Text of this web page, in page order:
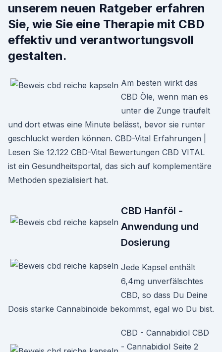
unserem neuen Ratgeber erfahren
Sie, wie Sie eine Therapie mit CBD
effektiv und verantwortungsvoll
gestalten.
Am besten wirkt das
CBD Öle, wenn man es
unter die Zunge träufelt
und dort etwas eine Minute belässt, bevor sie runter
geschluckt werden können. CBD-Vital Erfahrungen |
Lesen Sie 12.122 CBD-Vital Bewertungen CBD VITAL
ist ein Gesundheitsportal, das sich auf komplementäre
Methoden spezialisiert hat.
CBD Hanföl -
Anwendung und
Dosierung
Jede Kapsel enthält
6,4mg unverfälschtes
CBD, so dass Du Deine
Dosis starke Cannabinoide bekommst, egal wo Du bist.
CBD - Cannabidiol CBD
- Cannabidiol Seite 2